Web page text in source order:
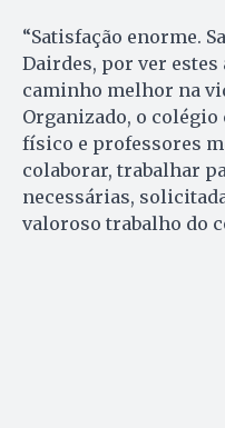
“Satisfação enorme.
Dairdes, por ver estes
caminho melhor na
Organizado, o
físico e professores
colaborar, trabalhar
necessárias,
valoroso trabalho do